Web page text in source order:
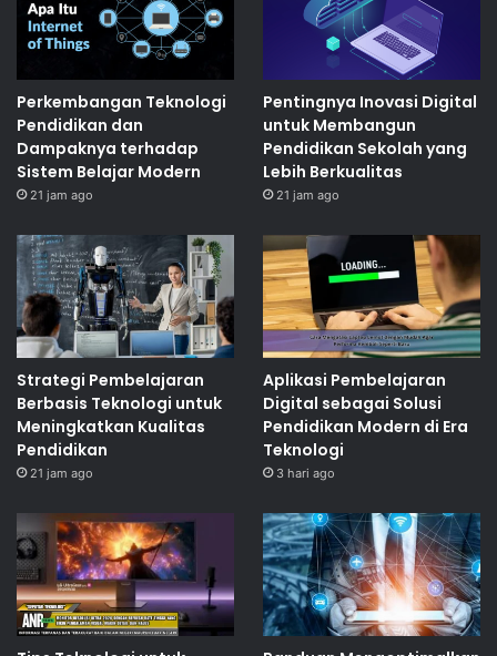
Perkembangan Teknologi
Pendidikan dan
Dampaknya terhadap
Sistem Belajar Modern
21 jam ago
Pentingnya Inovasi Digital
untuk Membangun
Pendidikan Sekolah yang
Lebih Berkualitas
21 jam ago
Strategi Pembelajaran
Berbasis Teknologi untuk
Meningkatkan Kualitas
Pendidikan
21 jam ago
Aplikasi Pembelajaran
Digital sebagai Solusi
Pendidikan Modern di Era
Teknologi
3 hari ago